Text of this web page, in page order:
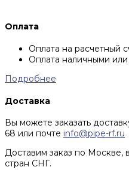
Оплата
Оплата на расчетный
Оплата наличными
Подробнее
Доставка
Вы можете заказать
68 или почте info@pipe-rf.ru
Доставим заказ по Москве,
стран СНГ.